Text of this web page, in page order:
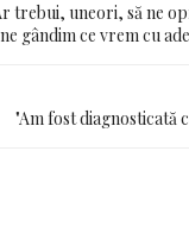
trebui, uneori, să ne
gândim ce vrem cu
"Am fost diagnosticată